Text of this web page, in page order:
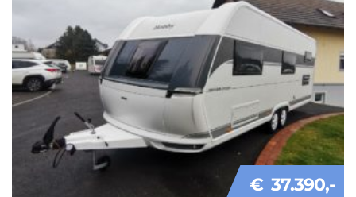
€ 37.390